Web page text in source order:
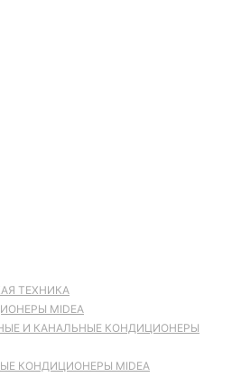
ТЕХНИКА
MIDEA
И КАНАЛЬНЫЕ КОНДИЦИОНЕРЫ
КОНДИЦИОНЕРЫ MIDEA